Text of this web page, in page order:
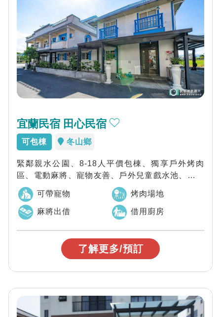
宜蘭民宿 田心民宿
可包棟 冬山鄉
緊鄰親水公園、8-18人平價包棟、獨享戶外烤肉
區、電動麻將、寵物友善、戶外兒童戲水池、溜滑
梯、小玩具
可帶寵物 烤肉場地
麻將出借 借用廚房
了解更多/預訂